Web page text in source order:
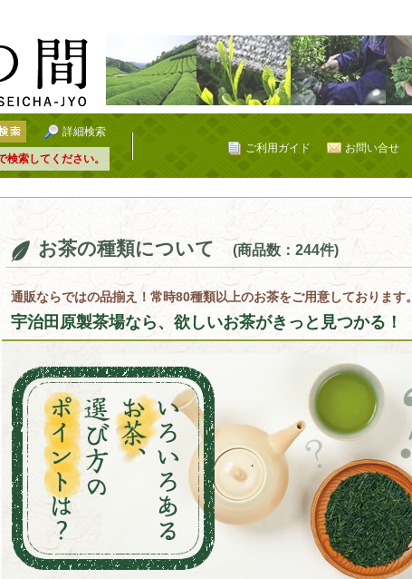
詳細検索
索してください。
お問い合せ
ご利用ガイド
お茶の種類について (商品数：244件)
通販ならではの品揃え！常時80種類以上のお茶をご用意しております。
宇治田原製茶場なら、欲しいお茶がきっと見つかる！